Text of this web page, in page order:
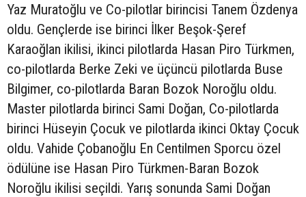
Yaz Muratoğlu ve Co-pilotlar birincisi Tanem Özdenya
oldu. Gençlerde ise birinci İlker Beşok-Şeref
Karaoğlan ikilisi, ikinci pilotlarda Hasan Piro Türkmen,
co-pilotlarda Berke Zeki ve üçüncü pilotlarda Buse
Bilgimer, co-pilotlarda Baran Bozok Noroğlu oldu.
Master pilotlarda birinci Sami Doğan, Co-pilotlarda
birinci Hüseyin Çocuk ve pilotlarda ikinci Oktay Çocuk
oldu. Vahide Çobanoğlu En Centilmen Sporcu özel
ödülüne ise Hasan Piro Türkmen-Baran Bozok
Noroğlu ikilisi seçildi. Yarış sonunda Sami Doğan